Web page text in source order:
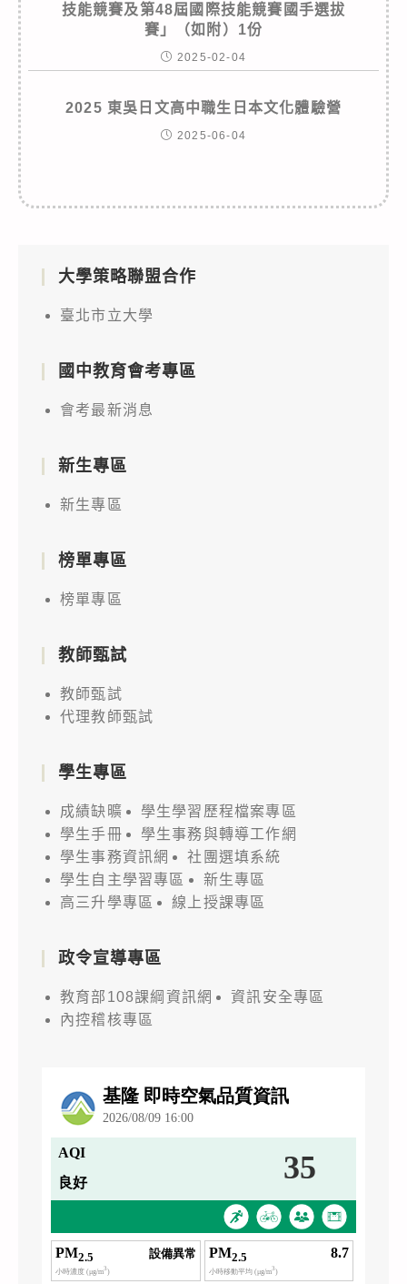
技能競賽及第48屆國際技能競賽國手選拔
賽」（如附）1份
2025-02-04
2025 東吳日文高中職生日本文化體驗營
2025-06-04
大學策略聯盟合作
臺北市立大學
國中教育會考專區
會考最新消息
新生專區
新生專區
榜單專區
榜單專區
教師甄試
教師甄試
代理教師甄試
學生專區
成績缺曠
學生學習歷程檔案專區
學生手冊
學生事務與轉導工作網
學生事務資訊網
社團選填系統
學生自主學習專區
新生專區
高三升學專區
線上授課專區
政令宣導專區
教育部108課綱資訊網
資訊安全專區
內控稽核專區